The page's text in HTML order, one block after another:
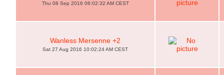
Thu 08 Sep 2016 06:02:32 AM CEST
Wanless Mersenne +2
Sat 27 Aug 2016 10:02:24 AM CEST